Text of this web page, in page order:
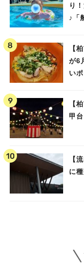
り
♪「
【
が6
い
【
甲
【
に